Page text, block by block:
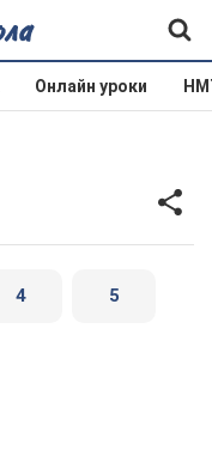
Онлайн уроки
4 5